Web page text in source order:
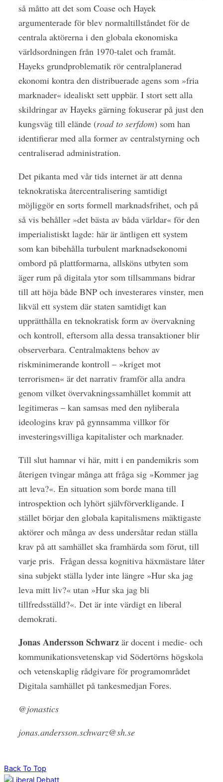
så måtto att det som Coase och Hayek
argumenterade för blev normaltillståndet för de
centrala aktörerna i den globala ekonomiska
världsordningen från 1970-talet och framåt.
Hayeks grundproblematik rör centralplanerad
ekonomi kontra den distribuerade agens som »fria
marknader« idealiskt sett uppbär. I stort sett alla
skildringar av Hayeks gärning fokuserar på just den
kungsväg till elände (road to serfdom) som han
identifierar med alla former av centralstyrning och
centraliserad administration.
Det pikanta med vår tids internet är att denna
teknokratiska återcentralisering samtidigt
möjliggör en sorts formell marknadsfrihet, och på
så vis behåller »det bästa av båda världar« för den
imperialistiskt lagde: här är äntligen ett system
som kan bibehålla turbulent marknadsekonomi
ombord på plattformarna, allsköns utbyten som
äger rum på digitala ytor som tillsammans bidrar
till att höja både BNP och investerares vinster, men
likväl ett system där staten samtidigt kan
upprätthålla en teknokratisk form av övervakning
och kontroll, eftersom alla dessa transaktioner blir
observerbara. Centralmaktens behov av
riskminimerande kontroll – »kriget mot
terrorismen« är det narrativ framför alla andra
genom vilket övervakningssamhället kommit att
legitimeras – kan samsas med den nyliberala
ideologins krav på gynnsamma villkor för
investeringsvilliga kapitalister och marknader.
Till slut hamnar vi här, mitt i en pandemikris som
återigen tvingar många att fråga sig »Kommer jag
att leva?«. En situation som borde mana till
introspektion och lyhört självförverkligande. I
stället börjar den globala kapitalismens mäktigaste
aktörer och många av dess undersåtar redan ställa
krav på att samhället ska framhärda som förut, till
varje pris. Frågan dessa kognitiva häxmästare låter
sina subjekt ställa lyder inte längre »Hur ska jag
leva mitt liv?« utan »Hur ska jag bli
tillfredsställd?«. Det är inte värdigt en liberal
demokrati.
Jonas Andersson Schwarzär docent i medie- och
kommunikationsvetenskap vid Södertörns högskola
och vetenskaplig rådgivare för programområdet
Digitala samhället på tankesmedjan Fores.
@jonastics
jonas.andersson.schwarz@sh.se
Back To Top